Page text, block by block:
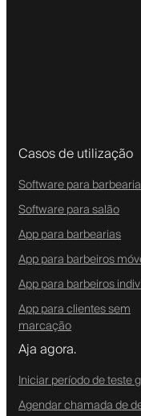
Casos de utilização
Software para barbearia
Software para salão
App para barbearias
App para barbeiros
App para barbeiros
App para clientes sem
marcação
Aja agora.
Iniciar período de teste
Agendar chamada de